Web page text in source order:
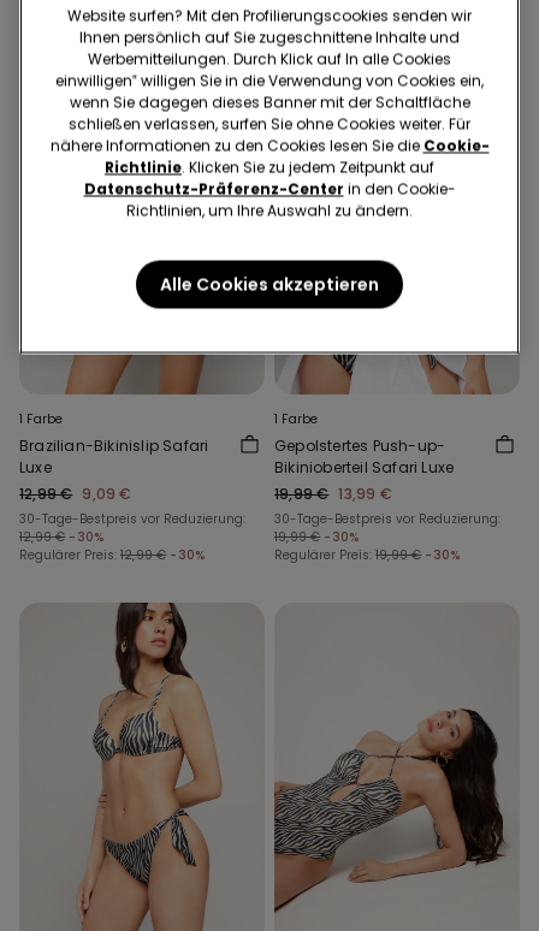
1 Farbe
Brazilian-Bikinislip Safari
Luxe
12,99 € 9,09 €
30-Tage-Bestpreis vor Reduzierung:
12,99 € -30%
Regulärer Preis: 12,99 € -30%
1 Farbe
Gepolstertes Push-up-
Bikinioberteil Safari Luxe
19,99 € 13,99 €
30-Tage-Bestpreis vor Reduzierung:
19,99 € -30%
Regulärer Preis: 19,99 € -30%
Website surfen? Mit den Profilierungscookies senden wir
Ihnen persönlich auf Sie zugeschnittene Inhalte und
Werbemitteilungen. Durch Klick auf In alle Cookies
einwilligen‟ willigen Sie in die Verwendung von Cookies ein,
wenn Sie dagegen dieses Banner mit der Schaltfläche
schließen verlassen, surfen Sie ohne Cookies weiter. Für
nähere Informationen zu den Cookies lesen Sie die Cookie-
Richtlinie. Klicken Sie zu jedem Zeitpunkt auf
Datenschutz-Präferenz-Center in den Cookie-
Richtlinien, um Ihre Auswahl zu ändern.
Alle Cookies akzeptieren